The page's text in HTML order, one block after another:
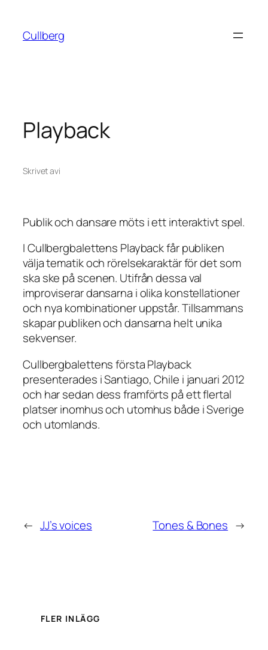
innehåll
Cullberg
Playback
Skrivet avi
Publik och dansare möts i ett interaktivt spel.
I Cullbergbalettens Playback får publiken
välja tematik och rörelsekaraktär för det som
ska ske på scenen. Utifrån dessa val
improviserar dansarna i olika konstellationer
och nya kombinationer uppstår. Tillsammans
skapar publiken och dansarna helt unika
sekvenser.
Cullbergbalettens första Playback
presenterades i Santiago, Chile i januari 2012
och har sedan dess framförts på ett flertal
platser inomhus och utomhus både i Sverige
och utomlands.
← JJ’s voices Tones & Bones →
FLER INLÄGG